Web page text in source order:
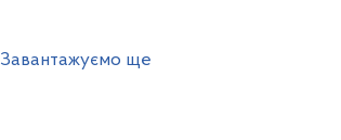
Завантажуємо ще